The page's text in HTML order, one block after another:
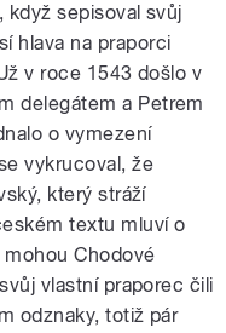
když sepisoval svůj
hlava na praporci
v roce 1543 došlo v
delegátem a Petrem
o vymezení
vykrucoval, že
který stráží
textu mluví o
Chodové
vlastní praporec čili
odznaky, totiž pár